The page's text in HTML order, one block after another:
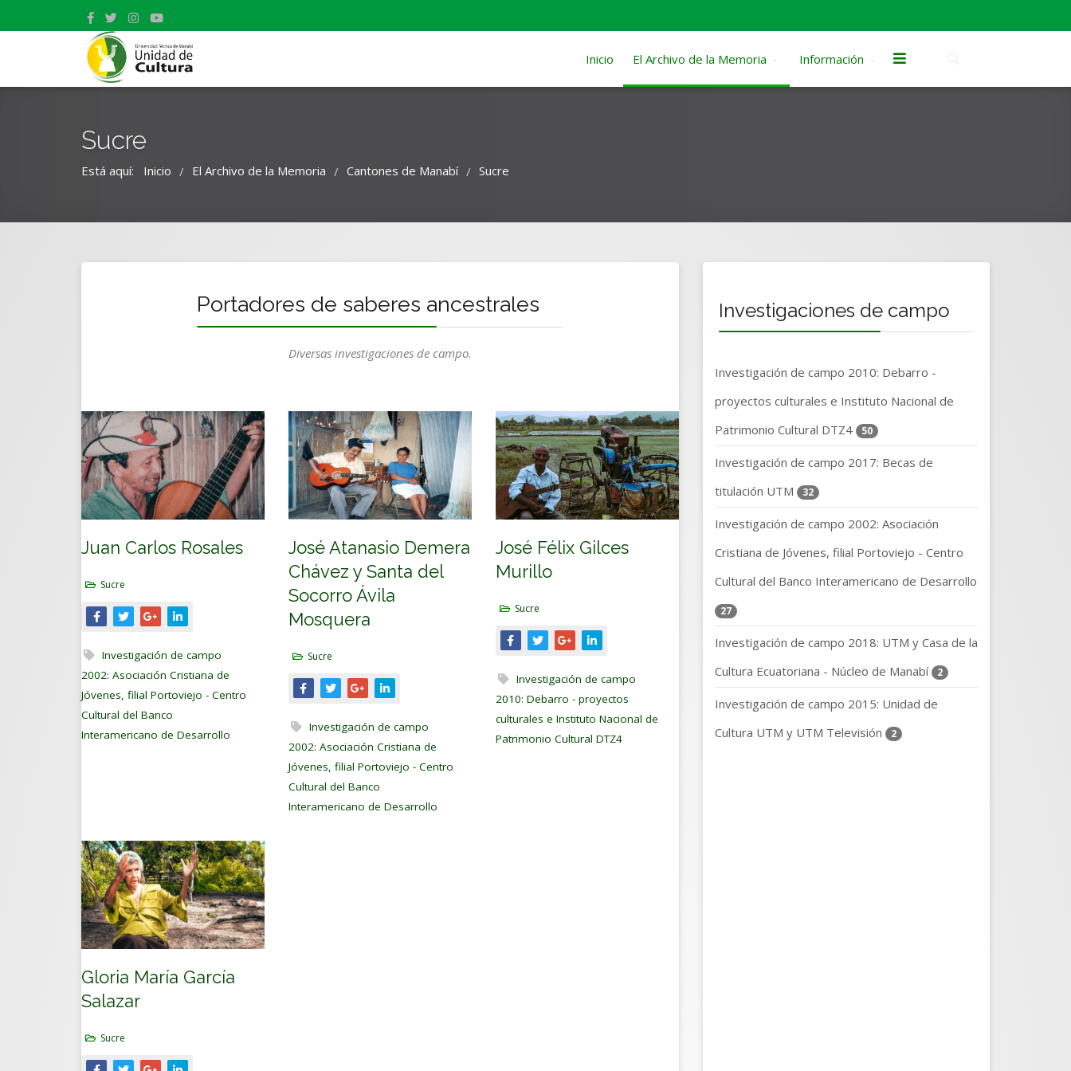
Inicio El Archivo de la Memoria Información
Sucre
Está aquí: Inicio / El Archivo de la Memoria / Cantones de Manabí / Sucre
Portadores de saberes ancestrales
Diversas investigaciones de campo.
Juan Carlos Rosales
Sucre
Investigación de campo
2002: Asociación Cristiana de
Jóvenes, filial Portoviejo - Centro
Cultural del Banco
Interamericano de Desarrollo
José Atanasio Demera
Chávez y Santa del
Socorro Ávila
Mosquera
Sucre
Investigación de campo
2002: Asociación Cristiana de
Jóvenes, filial Portoviejo - Centro
Cultural del Banco
Interamericano de Desarrollo
José Félix Gilces
Murillo
Sucre
Investigación de campo
2010: Debarro - proyectos
culturales e Instituto Nacional de
Patrimonio Cultural DTZ4
Gloria María García
Salazar
Sucre
Investigaciones de campo
Investigación de campo 2010: Debarro -
proyectos culturales e Instituto Nacional de
Patrimonio Cultural DTZ4
50
Investigación de campo 2017: Becas de
titulación UTM
32
Investigación de campo 2002: Asociación
Cristiana de Jóvenes, filial Portoviejo - Centro
Cultural del Banco Interamericano de Desarrollo
27
Investigación de campo 2018: UTM y Casa de la
Cultura Ecuatoriana - Núcleo de Manabí
2
Investigación de campo 2015: Unidad de
Cultura UTM y UTM Televisión
2